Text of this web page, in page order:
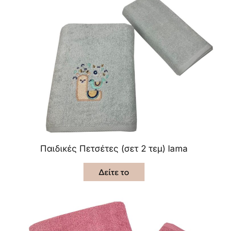
Παιδικές Πετσέτες (σετ 2 τεμ) lama
Δείτε το